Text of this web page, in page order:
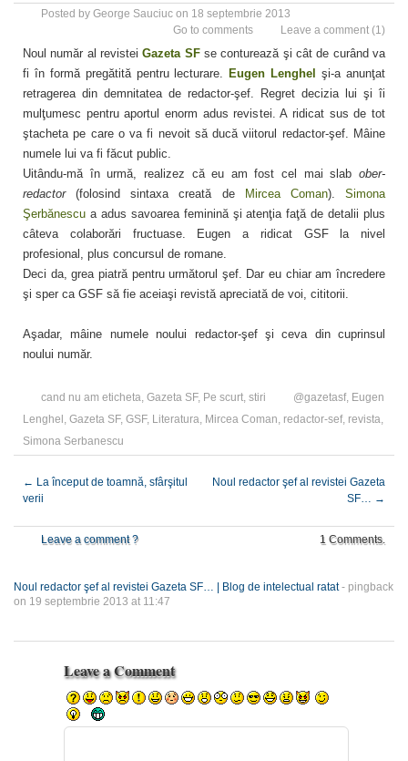
Posted by George Sauciuc on 18 septembrie 2013
Leave a comment (1)
Go to comments
Noul număr al revisteiGazeta SFse conturează şi cât de curând va
fi în formă pregătită pentru lecturare.Eugen Lenghel şi-a anunţat
retragerea din demnitatea de redactor-şef. Regret decizia lui şi îi
mulţumesc pentru aportul enorm adus revistei. A ridicat sus de tot
ştacheta pe care o va fi nevoit să ducă viitorul redactor-şef. Mâine
numele lui va fi făcut public.
Uitându-mă în urmă, realizez că eu am fost cel mai slab ober-
redactor(folosind sintaxa creată de Mircea Coman).Simona
Şerbănescu a adus savoarea feminină şi atenţia faţă de detalii plus
câteva colaborări fructuase. Eugen a ridicat GSF la nivel
profesional, plus concursul de romane.
Deci da, grea piatră pentru următorul şef. Dar eu chiar am încredere
şi sper ca GSF să fie aceiaşi revistă apreciată de voi, cititorii.
Aşadar, mâine numele noului redactor-şef şi ceva din cuprinsul
noului număr.
cand nu am eticheta Gazeta SF, Pe scurt stiri @gazetasf, Eugen
Lenghel Gazeta SF, GSF, Literatura Mircea Coman redactor-sef, revista
Simona Serbanescu
← La început de toamnă, sfârşitul
verii
Noul redactor şef al revistei Gazeta
SF…
→
Leave a comment ? 1 Comments.
Noul redactor şef al revistei Gazeta SF… | Blog de intelectual ratat- pingback
on 19 septembrie 2013 at 11:47
Leave a Comment